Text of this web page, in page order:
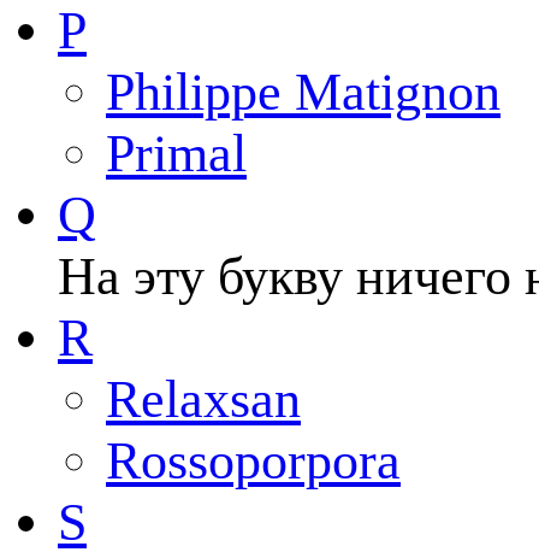
P
Philippe Matignon
Primal
Q
На эту букву ничего
R
Relaxsan
Rossoporpora
S